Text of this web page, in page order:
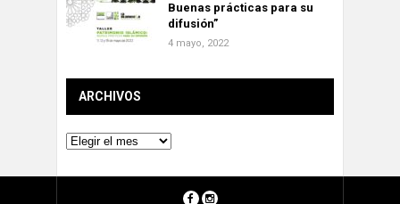
Buenas prácticas para su
difusión”
4 mayo, 2022
ARCHIVOS
Archivos